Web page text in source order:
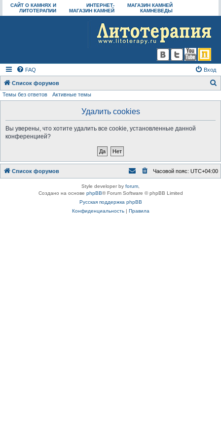
САЙТ О КАМНЯХ И
ЛИТОТЕРАПИИ
ИНТЕРНЕТ-
МАГАЗИН КАМНЕЙ
МАГАЗИН КАМНЕЙ
КАМНЕВЕДЫ
FAQ Вход
Список форумов
Темы без ответов Активные темы
Удалить cookies
Вы уверены, что хотите удалить все cookie, установленные данной
конференцией?
Список форумов Часовой пояс: UTC+04:00
Style developer by forum
Создано на основе phpBB® Forum Software © phpBB Limited
Русская поддержка phpBB
Конфиденциальность| Правила